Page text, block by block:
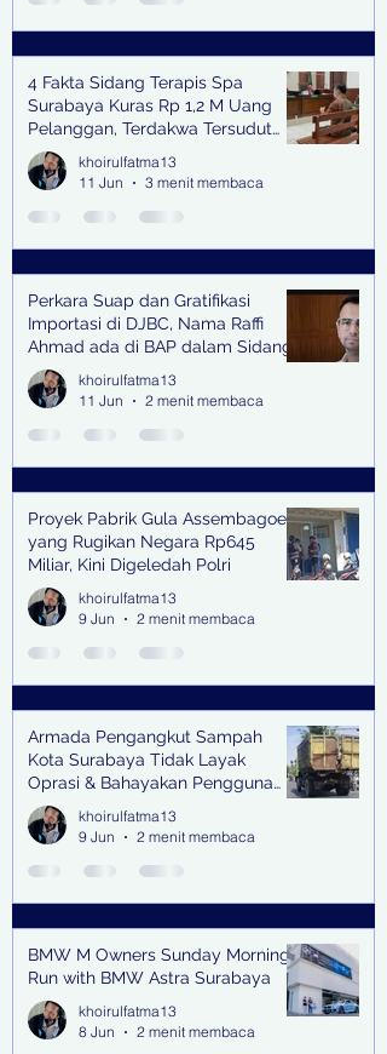
4 Fakta Sidang Terapis Spa
Surabaya Kuras Rp 1,2 M Uang
Pelanggan, Terdakwa Tersudut
oleh Keterangan Saksi Kunci
khoirulfatma13
11 Jun
3 menit membaca
Perkara Suap dan Gratifikasi
Importasi di DJBC, Nama Raffi
Ahmad ada di BAP dalam Sidang
khoirulfatma13
11 Jun
2 menit membaca
Proyek Pabrik Gula Assembagoes
yang Rugikan Negara Rp645
Miliar, Kini Digeledah Polri
khoirulfatma13
9 Jun
2 menit membaca
Armada Pengangkut Sampah
Kota Surabaya Tidak Layak
Oprasi & Bahayakan Pengguna
Jalan
khoirulfatma13
9 Jun
2 menit membaca
BMW M Owners Sunday Morning
Run with BMW Astra Surabaya
khoirulfatma13
8 Jun
2 menit membaca